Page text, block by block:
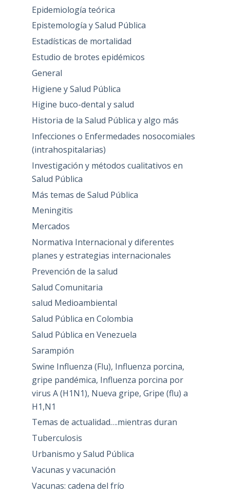
Epidemiología teórica
Epistemología y Salud Pública
Estadísticas de mortalidad
Estudio de brotes epidémicos
General
Higiene y Salud Pública
Higine buco-dental y salud
Historia de la Salud Pública y algo más
Infecciones o Enfermedades nosocomiales
(intrahospitalarias)
Investigación y métodos cualitativos en
Salud Pública
Más temas de Salud Pública
Meningitis
Mercados
Normativa Internacional y diferentes
planes y estrategias internacionales
Prevención de la salud
Salud Comunitaria
salud Medioambiental
Salud Pública en Colombia
Salud Pública en Venezuela
Sarampión
Swine Influenza (Flu), Influenza porcina,
gripe pandémica, Influenza porcina por
virus A (H1N1), Nueva gripe, Gripe (flu) a
H1,N1
Temas de actualidad….mientras duran
Tuberculosis
Urbanismo y Salud Pública
Vacunas y vacunación
Vacunas: cadena del frío